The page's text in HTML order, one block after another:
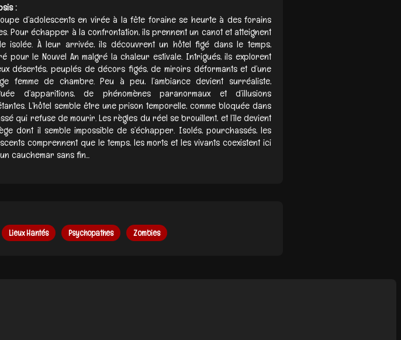
:
d’adolescents en virée à la fête foraine se heurte à des forains
Pour échapper à la confrontation, ils prennent un canot et atteignent
isolée. À leur arrivée, ils découvrent un hôtel figé dans le temps,
pour le Nouvel An malgré la chaleur estivale. Intrigués, ils explorent
désertés, peuplés de décors figés, de miroirs déformants et d’une
femme de chambre. Peu à peu, l’ambiance devient surréaliste,
d’apparitions, de phénomènes paranormaux et d’illusions
L’hôtel semble être une prison temporelle, comme bloquée dans
qui refuse de mourir. Les règles du réel se brouillent, et l’île devient
dont il semble impossible de s’échapper. Isolés, pourchassés, les
comprennent que le temps, les morts et les vivants coexistent ici
cauchemar sans fin...
Lieux Hantés Psychopathes Zombies